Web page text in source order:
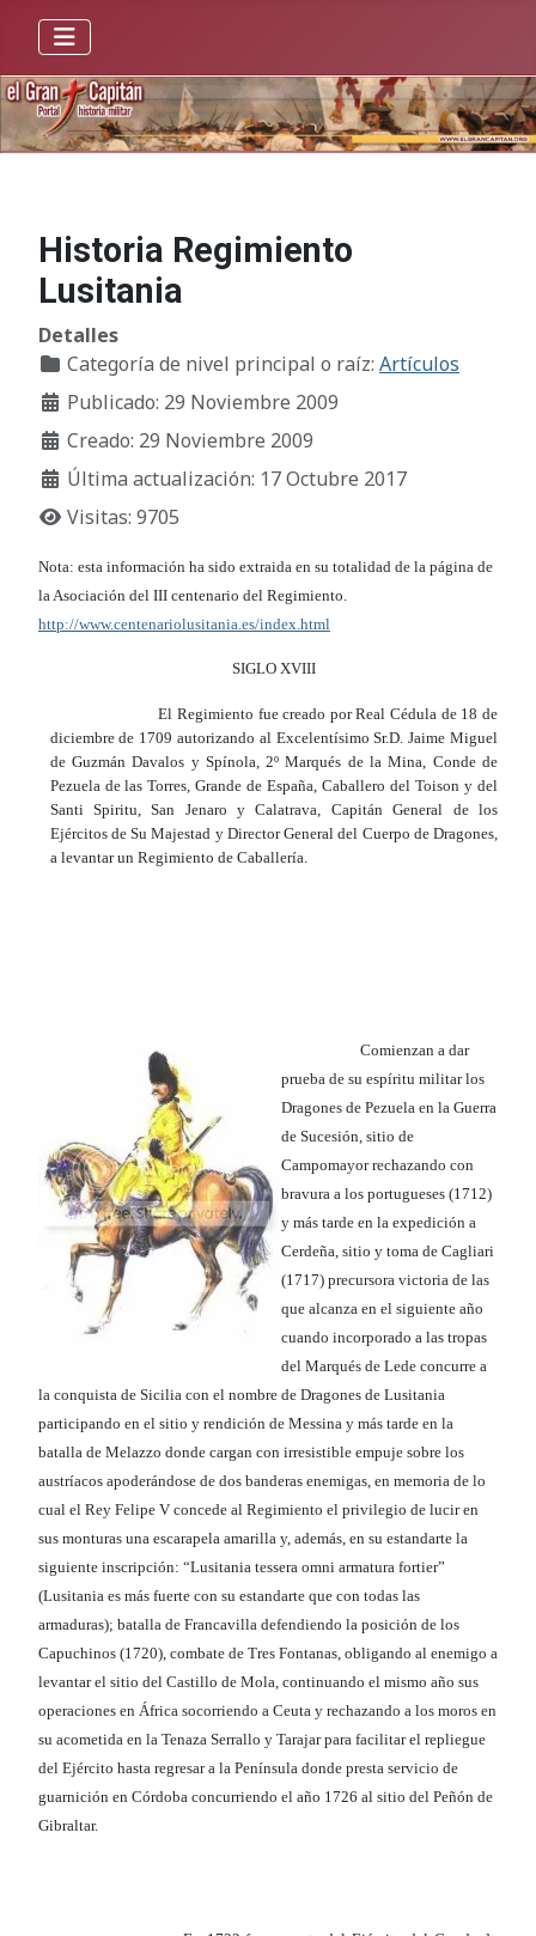
Historia Regimiento
Lusitania
Detalles
Categoría de nivel principal o raíz: Artículos
Publicado: 29 Noviembre 2009
Creado: 29 Noviembre 2009
Última actualización: 17 Octubre 2017
Visitas: 9705
Nota: esta información ha sido extraida en su totalidad de la página de
la Asociación del III centenario del Regimiento.
http://www.centenariolusitania.es/index.html
SIGLO XVIII
El Regimiento fue creado por Real Cédula de 18 de
diciembre de 1709 autorizando al Excelentísimo Sr.D. Jaime Miguel
de Guzmán Davalos y Spínola, 2º Marqués de la Mina, Conde de
Pezuela de las Torres, Grande de España, Caballero del Toison y del
Santi Spiritu, San Jenaro y Calatrava, Capitán General de los
Ejércitos de Su Majestad y Director General del Cuerpo de Dragones,
a levantar un Regimiento de Caballería.
Comienzan a dar
prueba de su espíritu militar los
Dragones de Pezuela en la Guerra
de Sucesión, sitio de
Campomayor rechazando con
bravura a los portugueses (1712)
y más tarde en la expedición a
Cerdeña, sitio y toma de Cagliari
(1717) precursora victoria de las
que alcanza en el siguiente año
cuando incorporado a las tropas
del Marqués de Lede concurre a
la conquista de Sicilia con el nombre de Dragones de Lusitania
participando en el sitio y rendición de Messina y más tarde en la
batalla de Melazzo donde cargan con irresistible empuje sobre los
austríacos apoderándose de dos banderas enemigas, en memoria de lo
cual el Rey Felipe V concede al Regimiento el privilegio de lucir en
sus monturas una escarapela amarilla y, además, en su estandarte la
siguiente inscripción: “Lusitania tessera omni armatura fortier”
(Lusitania es más fuerte con su estandarte que con todas las
armaduras); batalla de Francavilla defendiendo la posición de los
Capuchinos (1720), combate de Tres Fontanas, obligando al enemigo a
levantar el sitio del Castillo de Mola, continuando el mismo año sus
operaciones en África socorriendo a Ceuta y rechazando a los moros en
su acometida en la Tenaza Serrallo y Tarajar para facilitar el repliegue
del Ejército hasta regresar a la Península donde presta servicio de
guarnición en Córdoba concurriendo el año 1726 al sitio del Peñón de
Gibraltar.